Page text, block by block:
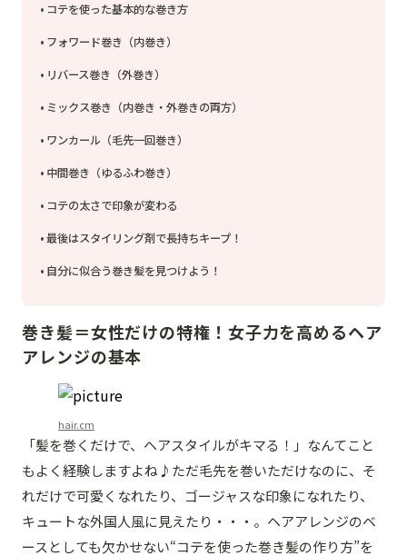
コテを使った基本的な巻き方
フォワード巻き（内巻き）
リバース巻き（外巻き）
ミックス巻き（内巻き・外巻きの両方）
ワンカール（毛先一回巻き）
中間巻き（ゆるふわ巻き）
コテの太さで印象が変わる
最後はスタイリング剤で長持ちキープ！
自分に似合う巻き髪を見つけよう！
巻き髪＝女性だけの特権！女子力を高めるヘア
アレンジの基本
hair.cm
「髪を巻くだけで、ヘアスタイルがキマる！」なんてこと
もよく経験しますよね♪ただ毛先を巻いただけなのに、そ
れだけで可愛くなれたり、ゴージャスな印象になれたり、
キュートな外国人風に見えたり・・・。ヘアアレンジのベ
ースとしても欠かせない“コテを使った巻き髪の作り方”を